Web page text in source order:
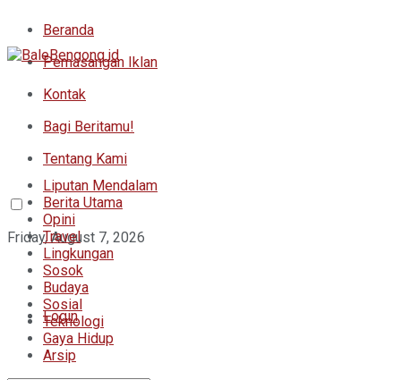
Beranda
Pemasangan Iklan
Kontak
Bagi Beritamu!
Tentang Kami
Friday, August 7, 2026
Login
Liputan Mendalam
Berita Utama
Opini
Travel
Lingkungan
Sosok
Budaya
Sosial
Teknologi
Gaya Hidup
Arsip